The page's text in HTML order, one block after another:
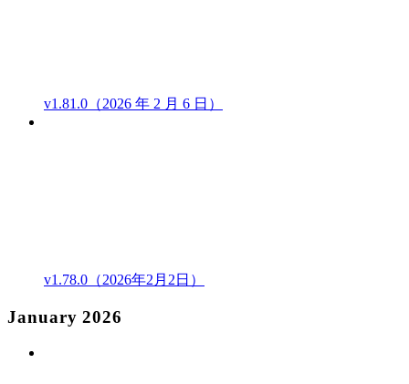
v1.81.0（2026 年 2 月 6 日）
v1.78.0（2026年2月2日）
January 2026